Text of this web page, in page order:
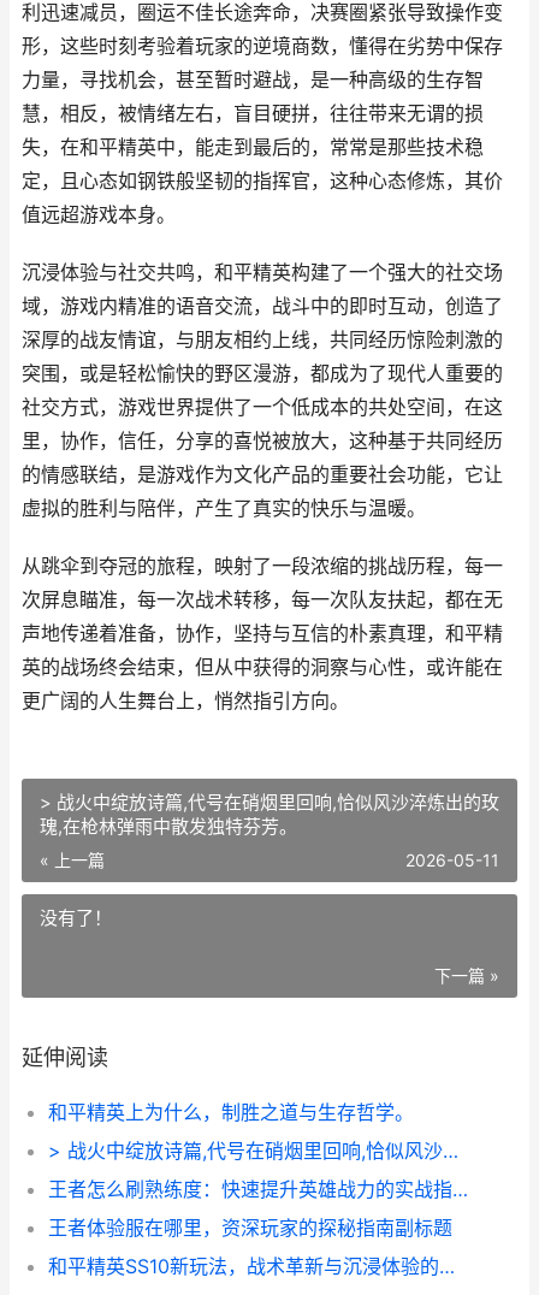
利迅速减员，圈运不佳长途奔命，决赛圈紧张导致操作变
形，这些时刻考验着玩家的逆境商数，懂得在劣势中保存
力量，寻找机会，甚至暂时避战，是一种高级的生存智
慧，相反，被情绪左右，盲目硬拼，往往带来无谓的损
失，在和平精英中，能走到最后的，常常是那些技术稳
定，且心态如钢铁般坚韧的指挥官，这种心态修炼，其价
值远超游戏本身。
沉浸体验与社交共鸣，和平精英构建了一个强大的社交场
域，游戏内精准的语音交流，战斗中的即时互动，创造了
深厚的战友情谊，与朋友相约上线，共同经历惊险刺激的
突围，或是轻松愉快的野区漫游，都成为了现代人重要的
社交方式，游戏世界提供了一个低成本的共处空间，在这
里，协作，信任，分享的喜悦被放大，这种基于共同经历
的情感联结，是游戏作为文化产品的重要社会功能，它让
虚拟的胜利与陪伴，产生了真实的快乐与温暖。
从跳伞到夺冠的旅程，映射了一段浓缩的挑战历程，每一
次屏息瞄准，每一次战术转移，每一次队友扶起，都在无
声地传递着准备，协作，坚持与互信的朴素真理，和平精
英的战场终会结束，但从中获得的洞察与心性，或许能在
更广阔的人生舞台上，悄然指引方向。
> 战火中绽放诗篇,代号在硝烟里回响,恰似风沙淬炼出的玫
瑰,在枪林弹雨中散发独特芬芳。
« 上一篇 2026-05-11
没有了！
下一篇 »
延伸阅读
和平精英上为什么，制胜之道与生存哲学。
> 战火中绽放诗篇,代号在硝烟里回响,恰似风沙淬炼出的玫瑰,在枪林弹雨中散发独特芬芳。
王者怎么刷熟练度：快速提升英雄战力的实战指南
王者体验服在哪里，资深玩家的探秘指南副标题
和平精英SS10新玩法，战术革新与沉浸体验的狂欢，副标题，全新战场深度解析与实战心得